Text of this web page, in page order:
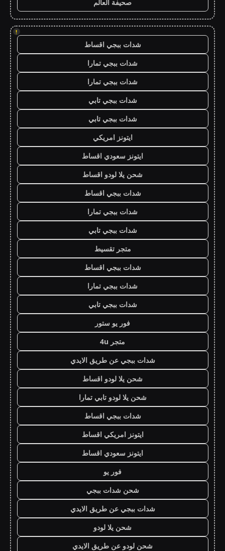
صحيفة العالم
!
شدات ببجي اقساط
شدات ببجي تمارا
شدات ببجي تمارا
شدات ببجي تابي
شدات ببجي تابي
ايتونز امريكي
ايتونز سعودي اقساط
شحن يلا لودو اقساط
شدات ببجي اقساط
شدات ببجي تمارا
شدات ببجي تابي
متجر تقسيط
شدات ببجي اقساط
شدات ببجي تمارا
شدات ببجي تابي
فور يو ستور
متجر 4u
شدات ببجي عن طريق الايدي
شحن يلا لودو اقساط
شحن يلا لودو تابي تمارا
شدات ببجي اقساط
ايتونز امريكي اقساط
ايتونز سعودي اقساط
فور يو
شحن شدات ببجي
شدات ببجي عن طريق الايدي
شحن يلا لودو
شحن لودو عن طريق الايدي